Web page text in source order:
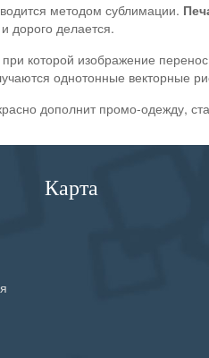
методом сублимации.
дорого делается.
которой изображение
однотонные векторные
дополнит промо-одежду,
Карта